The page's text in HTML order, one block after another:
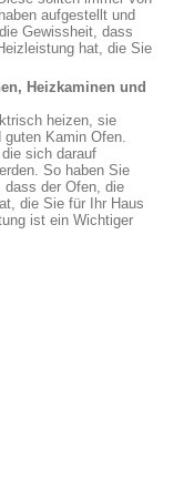
aufgestellt und
Gewissheit, dass
hat, die Sie
Heizkaminen und
heizen, sie
guten Kamin Ofen.
sich darauf
So haben Sie
der Ofen, die
die Sie für Ihr Haus
ist ein Wichtiger